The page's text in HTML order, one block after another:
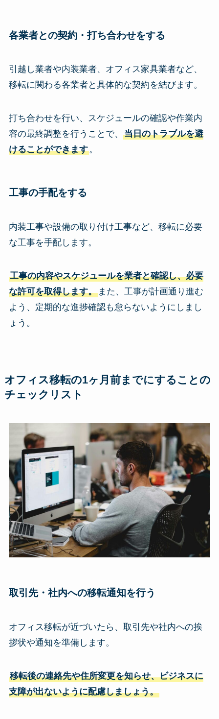
各業者との契約・打ち合わせをする
引越し業者や内装業者、オフィス家具業者など、
移転に関わる各業者と具体的な契約を結びます。
打ち合わせを行い、スケジュールの確認や作業内
容の最終調整を行うことで、 当日のトラブルを避
けることができます。
工事の手配をする
内装工事や設備の取り付け工事など、移転に必要
な工事を手配します。
工事の内容やスケジュールを業者と確認し、必要
な許可を取得します。また、工事が計画通り進む
よう、定期的な進捗確認も怠らないようにしまし
ょう。
オフィス移転の1ヶ月前までにすることの
チェックリスト
取引先・社内への移転通知を行う
オフィス移転が近づいたら、取引先や社内への挨
拶状や通知を準備します。
移転後の連絡先や住所変更を知らせ、ビジネスに
支障が出ないように配慮しましょう。